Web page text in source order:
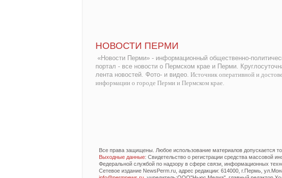
НОВОСТИ ПЕРМИ
«Новости Перми» - информационный общественно-
портал - все новости о Пермском крае и Перми.
лента новостей. Фото- и видео. Источник оперативной и
информации о городе Перми и Пермском крае.
Все права защищены. Любое использование материалов допускается
Выходные данные: Свидетельство о регистрации средства
Федеральной службой по надзору в сфере связи, информационных
Сетевое издание NewsPerm.ru, адрес редакции: 614000, г.Пермь,